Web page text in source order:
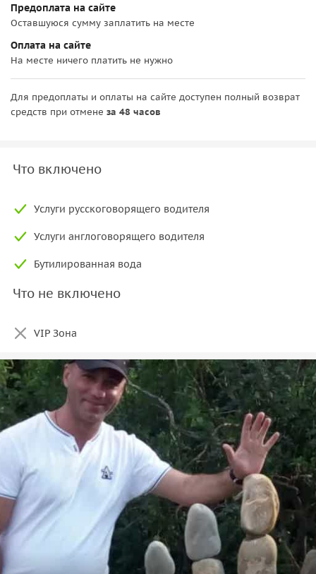
Предоплата на сайте
Оставшуюся сумму заплатить на месте
Оплата на сайте
На месте ничего платить не нужно
Для предоплаты и оплаты на сайте доступен полный возврат
средств при отмене за 48 часов
Что включено
Услуги русскоговорящего водителя
Услуги англоговорящего водителя
Бутилированная вода
Что не включено
VIP Зона